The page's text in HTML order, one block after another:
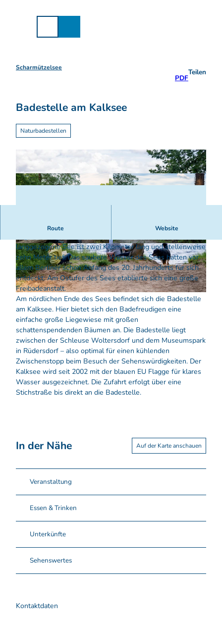
Scharmützelsee
PDF
Teilen
Badestelle am Kalksee
Naturbadestellen
© Florian Läufer, Lizenz: Seenland Oder-Spree
© Florian Läufer, Lizenz: Seenland Oder-Spree © Florian Läufer, Lizenz: Seenland Oder-Spree
Route Website
Der Kalksee hat seinen Namen von dem für die Region
langgezogene See ist zwei Kilometer lang und stellenweise
zehn Meter tief. Das saubere Wasser des Sees hatten vor
allem Berliner schon Anfang des 20. Jahrhunderts für sich
entdeckt: Am Ostufer des Sees etablierte sich eine große
Freibadeanstalt.
Am nördlichen Ende des Sees befindet sich die Badestelle
am Kalksee. Hier bietet sich den Badefreudigen eine
einfache große Liegewiese mit großen
schattenspendenden Bäumen an. Die Badestelle liegt
zwischen der Schleuse Woltersdorf und dem Museumspark
in Rüdersdorf – also optimal für einen kühlenden
Zwischenstopp beim Besuch der Sehenswürdigkeiten. Der
Kalksee wird seit 2002 mit der blauen EU Flagge für klares
Wasser ausgezeichnet. Die Zufahrt erfolgt über eine
Stichstraße bis direkt an die Badestelle.
In der Nähe Auf der Karte anschauen
Veranstaltung
Essen & Trinken
Unterkünfte
Sehenswertes
Kontaktdaten